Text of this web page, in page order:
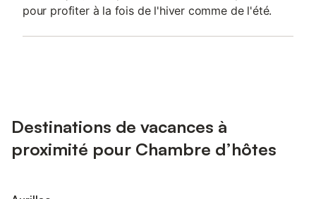
pour profiter à la fois de l'hiver comme de l'été.
Destinations de vacances à
proximité pour Chambre d’hôtes